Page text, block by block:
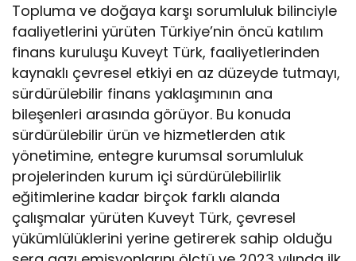
Topluma ve doğaya karşı sorumluluk bilinciyle
faaliyetlerini yürüten Türkiye’nin öncü katılım
finans kuruluşu Kuveyt Türk, faaliyetlerinden
kaynaklı çevresel etkiyi en az düzeyde tutmayı,
sürdürülebilir finans yaklaşımının ana
bileşenleri arasında görüyor. Bu konuda
sürdürülebilir ürün ve hizmetlerden atık
yönetimine, entegre kurumsal sorumluluk
projelerinden kurum içi sürdürülebilirlik
eğitimlerine kadar birçok farklı alanda
çalışmalar yürüten Kuveyt Türk, çevresel
yükümlülüklerini yerine getirerek sahip olduğu